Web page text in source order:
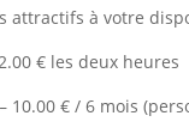
attractifs à votre
2.00 € les deux heures
10.00 € / 6 mois